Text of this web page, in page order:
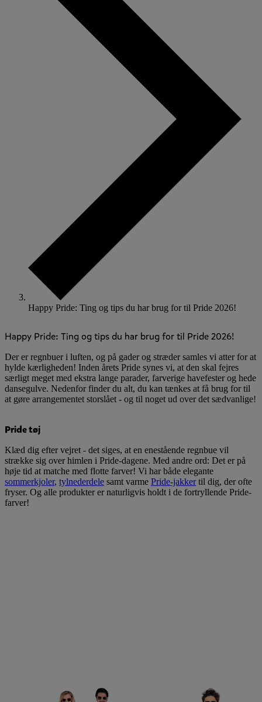
Happy Pride: Ting og tips du har brug for til Pride 2026!
Happy Pride: Ting og tips du har brug for til Pride 2026!
Der er regnbuer i luften, og på gader og stræder samles vi atter for at
hylde kærligheden! Inden årets Pride synes vi, at den skal fejres
særligt meget med ekstra lange parader, farverige havefester og hede
dansegulve. Nedenfor finder du alt, du kan tænkes at få brug for til
at gøre arrangementet storslået - og til noget ud over det sædvanlige!
Pride tøj
Klæd dig efter vejret - det siges, at en enestående regnbue vil
strække sig over himlen i Pride-dagene. Med andre ord: Det er på
høje tid at matche med flotte farver! Vi har både elegante
sommerkjoler, tylnederdele samt varme Pride-jakkertil dig, der ofte
fryser. Og alle produkter er naturligvis holdt i de fortryllende Pride-
farver!